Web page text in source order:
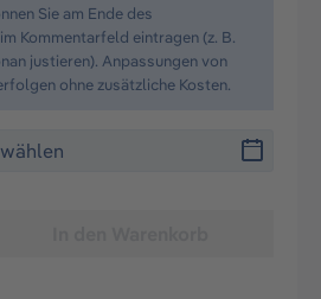
Sie am Ende des
Kommentarfeld eintragen (z. B.
justieren). Anpassungen von
ohne zusätzliche Kosten.
den gewünschten Wert ein oder